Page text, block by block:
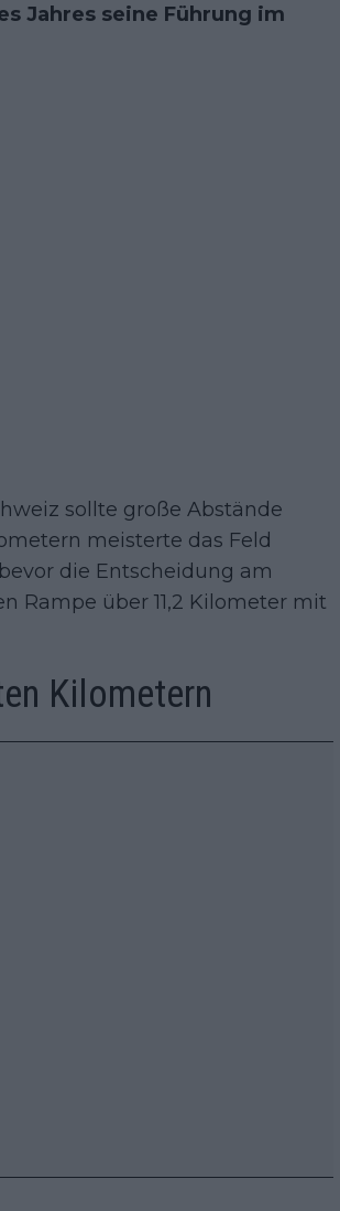
Jahres seine Führung im
sollte große Abstände
meisterte das Feld
die Entscheidung am
Rampe über 11,2 Kilometer mit
Kilometern